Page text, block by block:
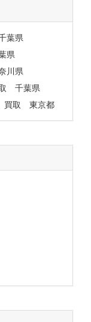
葉県
県
川県
千葉県
買取 東京都